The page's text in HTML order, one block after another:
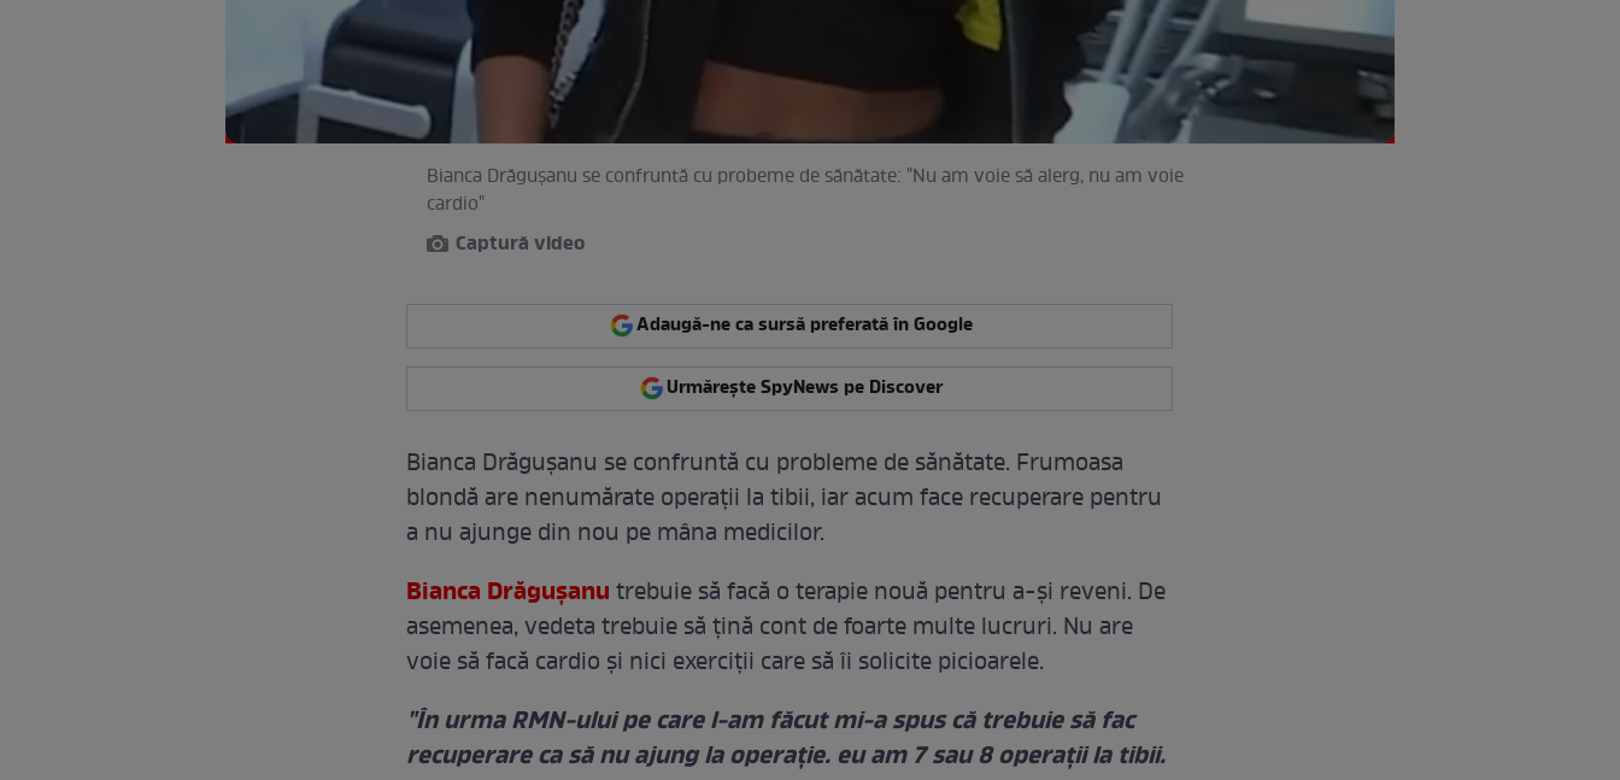
Bianca Drăguşanu se confruntă cu probeme de sănătate: "Nu am voie să alerg, nu am voie
cardio"
Captură video
Adaugă-ne ca sursă preferată în Google
Urmărește SpyNews pe Discover
Bianca Drăguşanu se confruntă cu probleme de sănătate. Frumoasa
blondă are nenumărate operaţii la tibii, iar acum face recuperare pentru
a nu ajunge din nou pe mâna medicilor.
Bianca Drăguşanutrebuie să facă o terapie nouă pentru a-şi reveni. De
asemenea, vedeta trebuie să ţină cont de foarte multe lucruri. Nu are
voie să facă cardio şi nici exerciţii care să îi solicite picioarele.
"În urma RMN-ului pe care l-am făcut mi-a spus că trebuie să fac
recuperare ca să nu ajung la operaţie. eu am 7 sau 8 operaţii la tibii.